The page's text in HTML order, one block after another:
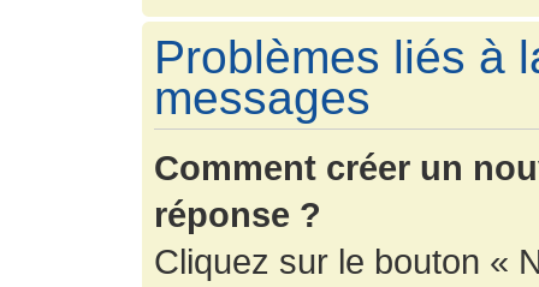
Problèmes liés à
messages
Comment créer un
réponse ?
Cliquez sur le bouton «